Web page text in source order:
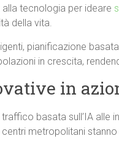
tecnologia per ideare
della vita.
pianificazione
in crescita,
in
basata sull’IA alle
metropolitani